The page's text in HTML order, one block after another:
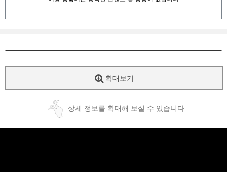
확대보기
상세 정보를 확대해 보실 수 있습니다